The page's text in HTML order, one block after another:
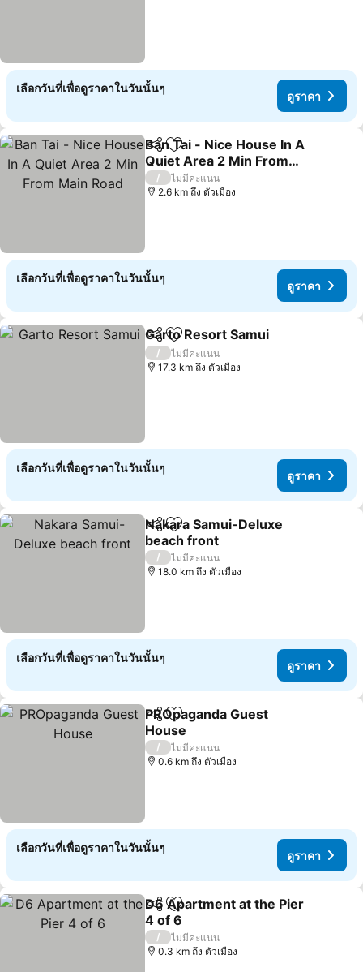
เลือกวันที่เพื่อดูราคาในวันนั้นๆ
ดูราคา
แชร์ เพิ่มในรายการโปรด
Ban Tai - Nice House In A
Quiet Area 2 Min From
Main Road
ดูราคา
/
ไม่มีคะแนน
2.6 km ถึง ตัวเมือง
เลือกวันที่เพื่อดูราคาในวันนั้นๆ
ดูราคา
แชร์ เพิ่มในรายการโปรด
Garto Resort Samui
/
ไม่มีคะแนน
17.3 km ถึง ตัวเมือง
เลือกวันที่เพื่อดูราคาในวันนั้นๆ
ดูราคา
แชร์ เพิ่มในรายการโปรด
Nakara Samui-Deluxe
beach front
ดูราคา
/
ไม่มีคะแนน
18.0 km ถึง ตัวเมือง
เลือกวันที่เพื่อดูราคาในวันนั้นๆ
ดูราคา
แชร์ เพิ่มในรายการโปรด
PROpaganda Guest
House
ดูราคา
/
ไม่มีคะแนน
0.6 km ถึง ตัวเมือง
เลือกวันที่เพื่อดูราคาในวันนั้นๆ
ดูราคา
แชร์ เพิ่มในรายการโปรด
D6 Apartment at the Pier
4 of 6
ดูราคา
/
ไม่มีคะแนน
0.3 km ถึง ตัวเมือง